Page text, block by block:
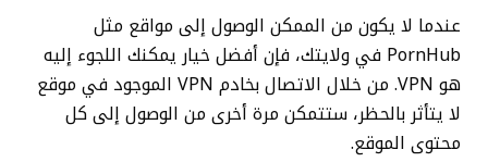
عندما لا يكون من الممكن الوصول إلى مواقع مثل
PornHub في ولايتك، فإن أفضل خيار يمكنك اللجوء إليه
هو VPN. من خلال الاتصال بخادم VPN الموجود في موقع
لا يتأثر بالحظر، ستتمكن مرة أخرى من الوصول إلى كل
محتوى الموقع.